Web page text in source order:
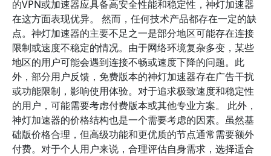
的VPN或加速器应具备高安全性能和稳定性，神灯加速器
在这方面表现优异。 然而，任何技术产品都存在一定的缺
点。神灯加速器的主要不足之一是部分地区可能存在连接
限制或速度不稳定的情况。由于网络环境复杂多变，某些
地区的用户可能会遇到连接不畅或速度下降的问题。此
外，部分用户反馈，免费版本的神灯加速器存在广告干扰
或功能限制，影响使用体验。对于追求极致速度和稳定性
的用户，可能需要考虑付费版本或其他专业方案。 此外，
神灯加速器的价格结构也是一个需要考虑的因素。虽然基
础版价格合理，但高级功能和更优质的节点通常需要额外
付费。对于个人用户来说，合理评估自身需求，选择适合